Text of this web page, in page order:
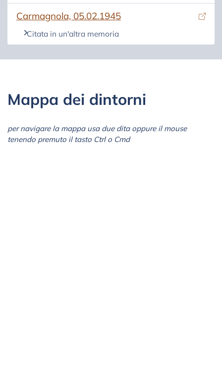
Carmagnola, 05.02.1945
(si apre in una nuova scheda)
Citata in un'altra memoria
Mappa dei dintorni
per navigare la mappa usa due dita oppure il mouse
tenendo premuto il tasto Ctrl o Cmd